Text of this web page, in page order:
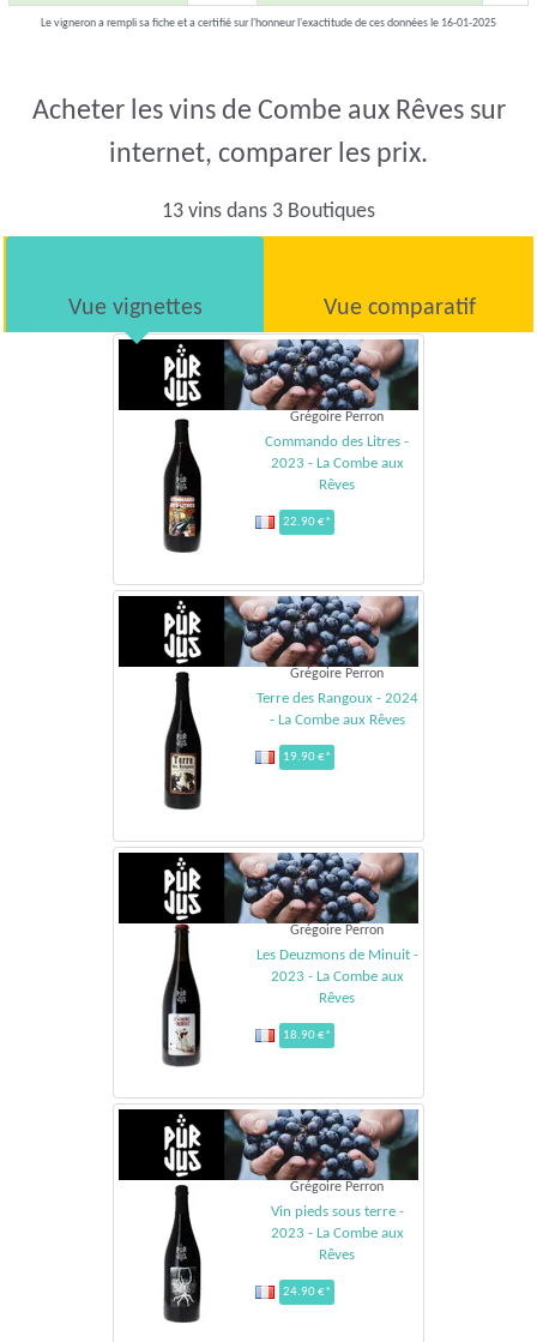
Le vigneron a rempli sa fiche et a certifié sur l'honneur l'exactitude de ces données le 16-01-2025
Acheter les vins de Combe aux Rêves sur
internet, comparer les prix.
13 vins dans 3 Boutiques
Vue vignettes Vue comparatif
Grégoire Perron
Commando des Litres -
2023 - La Combe aux
Rêves
22.90 €*
Grégoire Perron
Terre des Rangoux - 2024
- La Combe aux Rêves
19.90 €*
Grégoire Perron
Les Deuzmons de Minuit -
2023 - La Combe aux
Rêves
18.90 €*
Grégoire Perron
Vin pieds sous terre -
2023 - La Combe aux
Rêves
24.90 €*